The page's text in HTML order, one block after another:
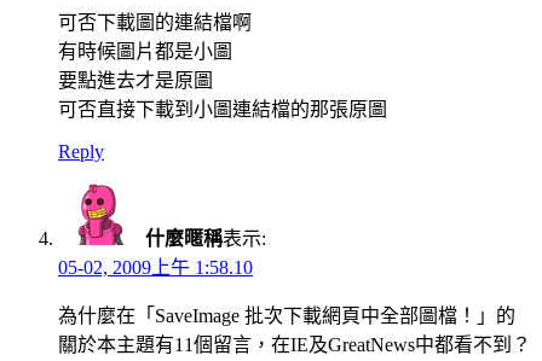
可否下載圖的連結檔啊
有時候圖片都是小圖
要點進去才是原圖
可否直接下載到小圖連結檔的那張原圖
Reply
什麼暱稱表示:
05-02, 2009上午 1:58.10
為什麼在「SaveImage 批次下載網頁中全部圖檔！」的
關於本主題有11個留言，在IE及GreatNews中都看不到？